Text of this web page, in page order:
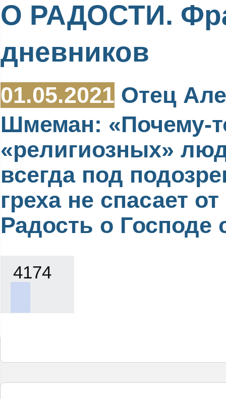
О РАДОСТИ.
дневников
01.05.2021 Отец
Шмеман: «Почему-
«религиозных»
всегда под
греха не спасает от
Радость о Господе
4174